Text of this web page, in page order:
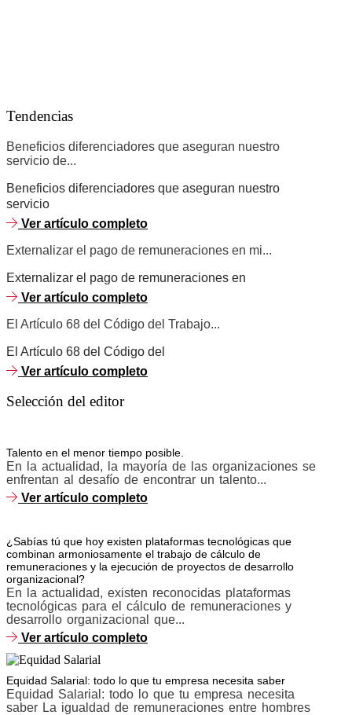
Tendencias
Beneficios diferenciadores que aseguran nuestro
servicio de...
Beneficios diferenciadores que aseguran nuestro
servicio
Ver artículo completo
Externalizar el pago de remuneraciones en mi...
Externalizar el pago de remuneraciones en
Ver artículo completo
El Artículo 68 del Código del Trabajo...
El Artículo 68 del Código del
Ver artículo completo
Selección del editor
Talento en el menor tiempo posible.
En la actualidad, la mayoría de las organizaciones se
enfrentan al desafío de encontrar un talento...
Ver artículo completo
¿Sabías tú que hoy existen plataformas tecnológicas que
combinan armoniosamente el trabajo de cálculo de
remuneraciones y la ejecución de proyectos de desarrollo
organizacional?
En la actualidad, existen reconocidas plataformas
tecnológicas para el cálculo de remuneraciones y
desarrollo organizacional que...
Ver artículo completo
Equidad Salarial: todo lo que tu empresa necesita saber
Equidad Salarial: todo lo que tu empresa necesita
saber La igualdad de remuneraciones entre hombres